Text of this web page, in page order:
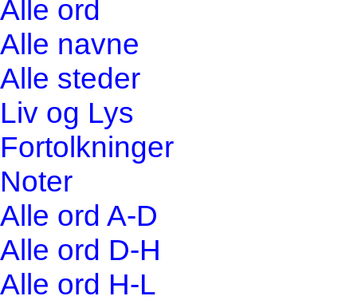
Alle ord
Alle navne
Alle steder
Liv og Lys
Fortolkninger
Noter
Alle ord A-D
Alle ord D-H
Alle ord H-L